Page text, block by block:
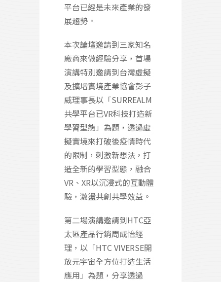
平台已經是未來產業的發
展趨勢。
本次論壇邀請到三家知名
廠商來做經驗分享，首場
演講特別邀請到台灣虛擬
及擴增實境產業協會彭子
威理事長以「SURREALM
共學平台已VR科技打造新
學習型態」為題，透過虛
擬實境來打破後疫情時代
的限制，刺激新想法，打
造全新的學習型態，融合
VR、XR以沉浸式的互動體
驗，激盪共創共學效益。
第二場演講邀請到HTC亞
太區產品行銷周成怡經
理，以「HTC VIVERSE開
放元宇宙全方位打造生活
應用」為題，分享透過